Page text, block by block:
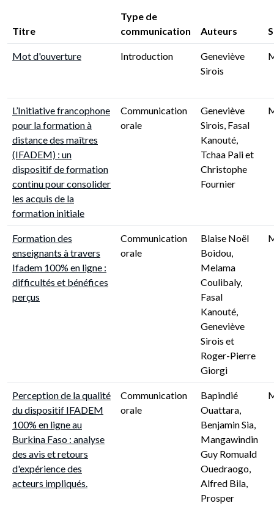
Titre
Type de
communication
Auteurs
Mot d'ouverture Introduction
Geneviève
Sirois
L’Initiative francophone
pour la formation à
distance des maîtres
(IFADEM) : un
dispositif de formation
continu pour consolider
les acquis de la
formation initiale
Communication
orale
Geneviève
Sirois, Fasal
Kanouté,
Tchaa Pali et
Christophe
Fournier
Formation des
enseignants à travers
Ifadem 100% en ligne :
difficultés et bénéfices
perçus
Communication
orale
Blaise Noël
Boidou,
Melama
Coulibaly,
Fasal
Kanouté,
Geneviève
Sirois et
Roger-Pierre
Giorgi
Perception de la qualité
du dispositif IFADEM
100% en ligne au
Burkina Faso : analyse
des avis et retours
d'expérience des
acteurs impliqués.
Communication
orale
Bapindié
Ouattara,
Benjamin Sia,
Mangawindin
Guy Romuald
Ouedraogo,
Alfred Bila,
Prosper